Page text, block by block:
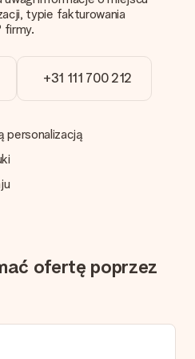
jest spełnia oczekiwań?
klienta, chętnie pomożesz
z zamówieniem?
jest wysyłany z zamówieniem.
koncie MySurprise. Dzięki temu
do odbiorcy, co będzie
typie fakturowania
firmy.
+31 111 700 212
personalizacją
ofertę poprzez